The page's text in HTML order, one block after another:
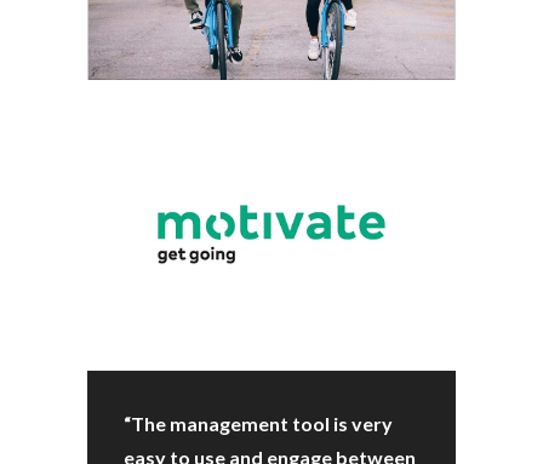
“The management tool is very
easy to use and engage between